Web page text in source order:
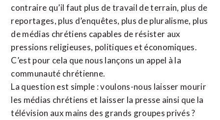
contraire qu’il faut plus de travail de terrain, plus de
reportages, plus d’enquêtes, plus de pluralisme, plus
de médias chrétiens capables de résister aux
pressions religieuses, politiques et économiques.
C’est pour cela que nous lançons un appel à la
communauté chrétienne.
La question est simple : voulons-nous laisser mourir
les médias chrétiens et laisser la presse ainsi que la
télévision aux mains des grands groupes privés ?